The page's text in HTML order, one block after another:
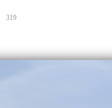
319